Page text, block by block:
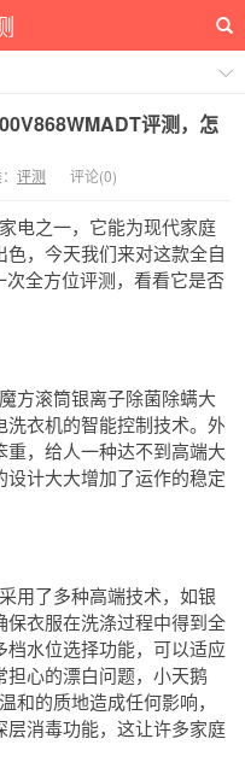
评测，怎
评测 评论(0)
电之一，它能为现代家庭
，今天我们来对这款全自
全方位评测，看看它是否
方滚筒银离子除菌除螨大
衣机的智能控制技术。外
，给人一种达不到高端大
计大大增加了运作的稳定
用了多种高端技术，如银
衣服在洗涤过程中得到全
水位选择功能，可以适应
心的漂白问题，小天鹅
和的质地造成任何影响，
消毒功能，这让许多家庭